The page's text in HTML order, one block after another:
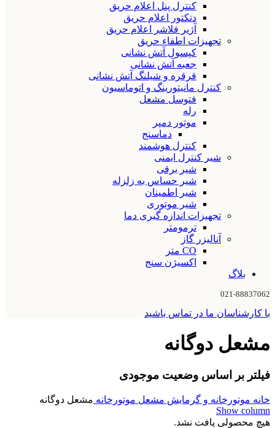
کنترل پنل اعلام حریق
دتکتور اعلام حریق
آژیر فلاشر اعلام حریق
تجهیزات اطفاء حریق
کپسول آتش نشانی
جعبه آتش نشانی
قرقره و شیلنگ آتش نشانی
کنترل مانیتورینگ و اتوماسیون
فتوسل مشعل
رله
موتور دمپر
دماسنج
کنترل هوشمند
شیر کنترل ایمنی
شیر برقی
شیر حساس به زلزله
شیر اطمینان
شیر موتوری
تجهیزات اندازه گیری دما
ترمومتر
آنالیزر گاز
CO متر
اکسیژن سنج
بلاگ
021-88837062
با کارشناسان ما در تماس باشید
مشعل دوگانه
فیلتر بر اساس وضعیت موجودی
خانه موتورخانه و گرمایش مشعل موتورخانه مشعل دوگانه
Show column
هیچ محصولی یافت نشد.